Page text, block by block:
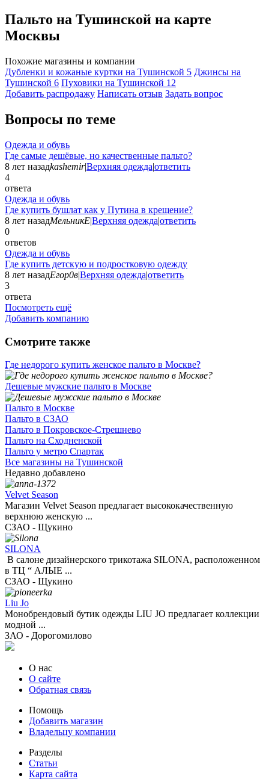
Пальто на Тушинской на карте
Москвы
Похожие магазины и компании
Дубленки и кожаные куртки на Тушинской 5 Джинсы на
Тушинской 6 Пуховики на Тушинской 12
Добавить раcпродажу Написать отзыв Задать вопрос
Вопросы по теме
Одежда и обувь
Где самые дешёвые, но качественные пальто?
8 лет назадkashemir|Верхняя одежда|ответить
4
ответа
Одежда и обувь
Где купить бушлат как у Путина в крещение?
8 лет назадМельникЕ|Верхняя одежда|ответить
0
ответов
Одежда и обувь
Где купить детскую и подростковую одежду
8 лет назадЕгор0в|Верхняя одежда|ответить
3
ответа
Посмотреть ещё
Добавить компанию
Смотрите также
Где недорого купить женское пальто в Москве?
Дешевые мужские пальто в Москве
Пальто в Москве
Пальто в СЗАО
Пальто в Покровское-Стрешнево
Пальто на Сходненской
Пальто у метро Спартак
Все магазины на Тушинской
Недавно добавлено
Velvet Season
Магазин Velvet Season предлагает высококачественную
верхнюю женскую ...
СЗАО - Щукино
SILONA
В салоне дизайнерского трикотажа SILONA, расположенном
в ТЦ “ АЛЫЕ ...
СЗАО - Щукино
Liu Jo
Монобрендовый бутик одежды LIU JO предлагает коллекции
модной ...
ЗАО - Дорогомилово
О нас
О сайте
Обратная связь
Помощь
Добавить магазин
Владельцу компании
Разделы
Статьи
Карта сайта